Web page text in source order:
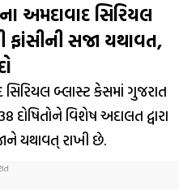
અમદાવાદ સિરિયલ
ફાંસીની સજા યથાવત,
સિરિયલ બ્લાસ્ટ કેસમાં ગુજરાત
દોષિતોને વિશેષ અદાલત દ્વારા
યથાવત્ રાખી છે.